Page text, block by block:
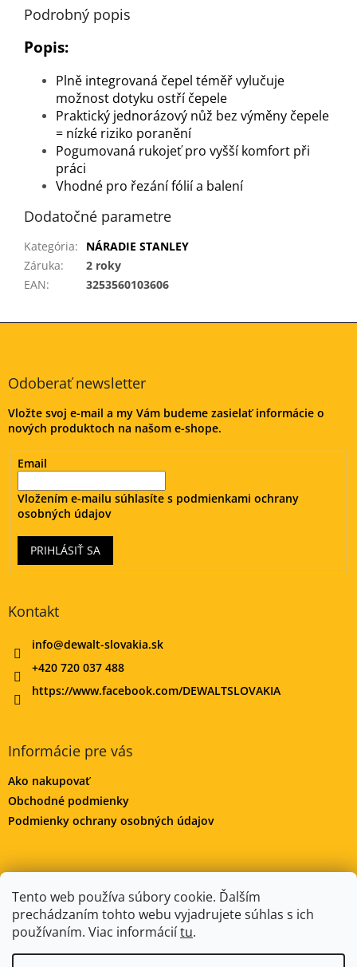
Tento web používa súbory cookie. Ďalším
prechádzaním tohto webu vyjadrujete súhlas s ich
používaním. Viac informáciítu.
Podrobný popis
Popis:
Plně integrovaná čepel téměř vylučuje
možnost dotyku ostří čepele
Praktický jednorázový nůž bez výměny čepele
= nízké riziko poranění
Pogumovaná rukojeť pro vyšší komfort při
práci
Vhodné pro řezání fólií a balení
Dodatočné parametre
Kategória:
NÁRADIE STANLEY
Záruka:
2 roky
EAN: 3253560103606
Z
Odoberať newsletter
Vložte svoj e-mail a my Vám budeme zasielať informácie o
nových produktoch na našom e-shope.
Email
Vložením e-mailu súhlasíte s podmienkami ochrany
osobných údajov
PRIHLÁSIŤ SA
Kontakt
info@dewalt-slovakia.sk
+420 720 037 488
https://www.facebook.com/DEWALTSLOVAKIA
Informácie pre vás
Ako nakupovať
Obchodné podmienky
Podmienky ochrany osobných údajov